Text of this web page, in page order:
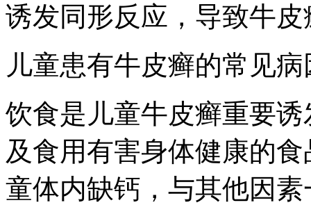
诱发同形反应，导致牛
儿童患有牛皮癣的常见
饮食是儿童牛皮癣重要
及食用有害身体健康的
童体内缺钙，与其他因